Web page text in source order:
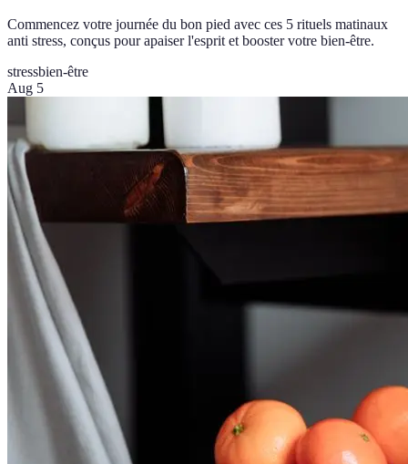
Commencez votre journée du bon pied avec ces 5 rituels matinaux
anti stress, conçus pour apaiser l'esprit et booster votre bien-être.
stressbien-être
Aug 5